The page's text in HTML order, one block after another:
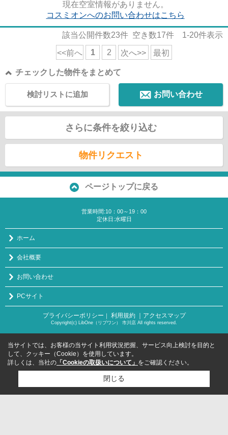
現在空室情報がありません。
コスミオンへのお問い合わせはこちら
該当公開件数23件 空き数17件 1-20件表示
<<前へ 1 2 次へ>> 最初
チェックした物件をまとめて
お問い合わせ
検討リストに追加
さらに条件を絞り込む
物件リクエスト
ページトップに戻る
営業時間:10：00～19：00
定休日:水曜日
ホーム
会社概要
お問い合わせ
PCサイト
プライバシーポリシー ｜ 利用規約 ｜アクセスマップ
Copyright(c) LibOne（リブワン） 市川店 All rights reserved.
当サイトでは、お客様の当サイト利用状況把握、サービス向上検討を目的と
して、クッキー（Cookie）を使用しています。
詳しくは、当社の 「Cookieの取扱いについて」 をご確認ください。
閉じる